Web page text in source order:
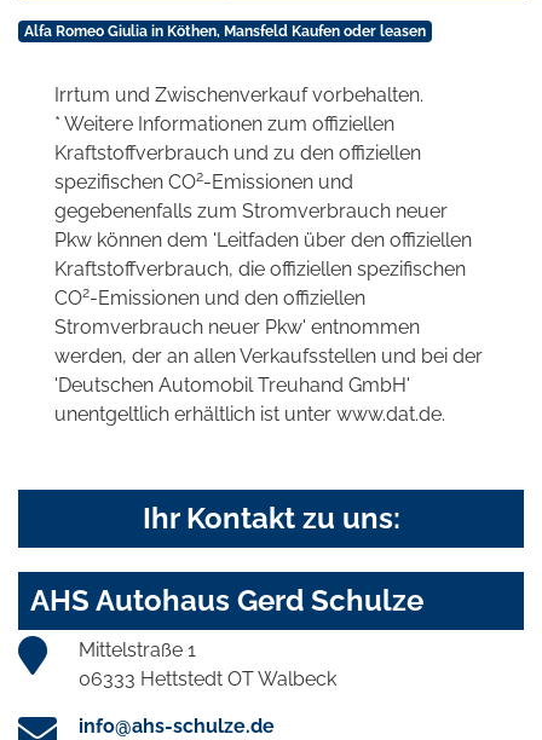
Alfa Romeo Giulia in Köthen, Mansfeld Kaufen oder leasen
Irrtum und Zwischenverkauf vorbehalten.
* Weitere Informationen zum offiziellen
Kraftstoffverbrauch und zu den offiziellen
spezifischen CO2-Emissionen und
gegebenenfalls zum Stromverbrauch neuer
Pkw können dem 'Leitfaden über den offiziellen
Kraftstoffverbrauch, die offiziellen spezifischen
CO2-Emissionen und den offiziellen
Stromverbrauch neuer Pkw' entnommen
werden, der an allen Verkaufsstellen und bei der
'Deutschen Automobil Treuhand GmbH'
unentgeltlich erhältlich ist unter www.dat.de.
Ihr Kontakt zu uns:
AHS Autohaus Gerd Schulze
Mittelstraße 1
06333 Hettstedt OT Walbeck
info@ahs-schulze.de